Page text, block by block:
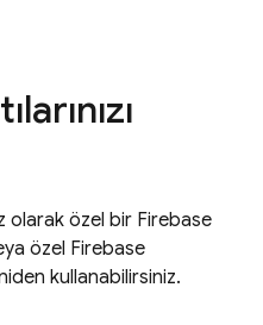
olarak özel bir Firebase
özel Firebase
kullanabilirsiniz.